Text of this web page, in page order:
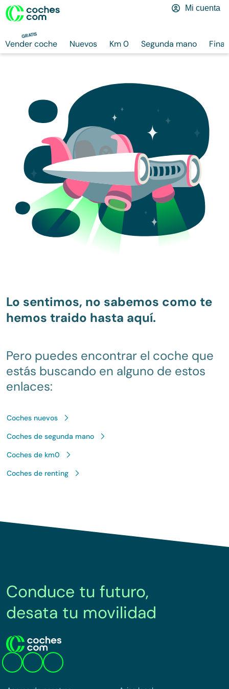
GRATIS
Vender coche Nuevos Km 0 Segunda mano
Mi cuenta
Lo sentimos, no sabemos como te
hemos traido hasta aquí.
Pero puedes encontrar el coche que
estás buscando en alguno de estos
enlaces:
Coches nuevos
Coches de segunda mano
Coches de km0
Coches de renting
Conduce tu futuro,
desata tu movilidad